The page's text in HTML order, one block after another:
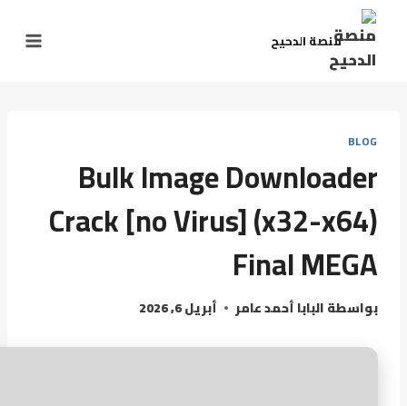
منصة الدحيح
BLOG
Bulk Image Downloader
Crack [no Virus] (x32-x64)
Final MEGA
بواسطةالبابا أحمد عامر أبريل 6, 2026